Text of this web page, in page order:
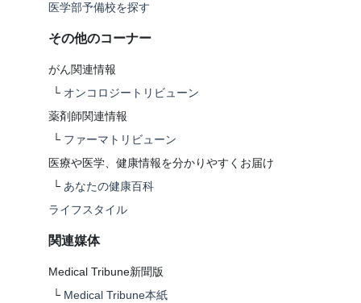
医学部予備校を探す
その他のコーナー
がん関連情報
└ オンコロジートリビューン
薬剤師関連情報
└ ファーマトリビューン
医療や医学、健康情報を分かりやすくお届け
└ あなたの健康百科
ライフスタイル
関連媒体
Medical Tribune新聞版
└ Medical Tribune本紙